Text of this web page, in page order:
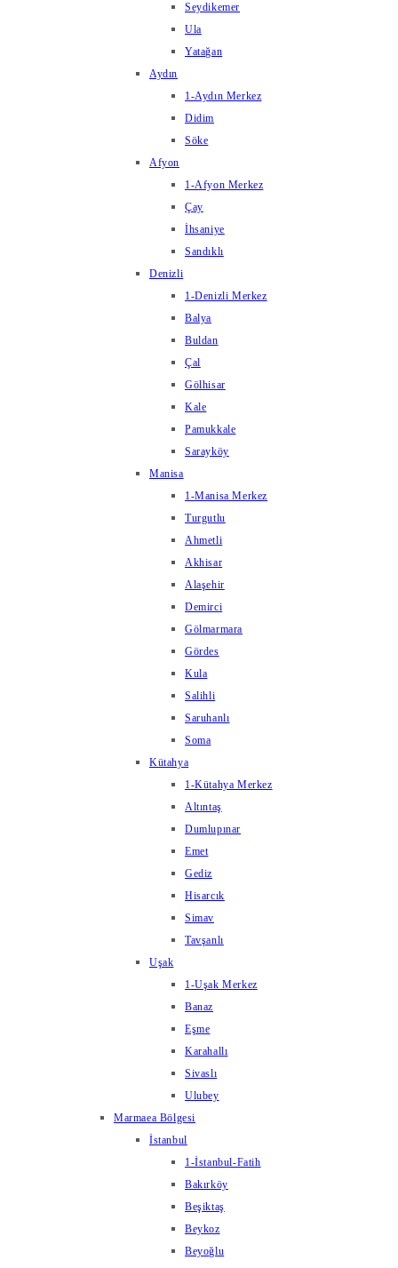
Seydikemer
Ula
Yatağan
Aydın
1-Aydın Merkez
Didim
Söke
Afyon
1-Afyon Merkez
Çay
İhsaniye
Sandıklı
Denizli
1-Denizli Merkez
Balya
Buldan
Çal
Gölhisar
Kale
Pamukkale
Sarayköy
Manisa
1-Manisa Merkez
Turgutlu
Ahmetli
Akhisar
Alaşehir
Demirci
Gölmarmara
Gördes
Kula
Salihli
Saruhanlı
Soma
Kütahya
1-Kütahya Merkez
Altıntaş
Dumlupınar
Emet
Gediz
Hisarcık
Simav
Tavşanlı
Uşak
1-Uşak Merkez
Banaz
Eşme
Karahallı
Sivaslı
Ulubey
Marmaea Bölgesi
İstanbul
1-İstanbul-Fatih
Bakırköy
Beşiktaş
Beykoz
Beyoğlu